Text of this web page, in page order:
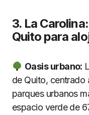
3. La
Quito para
Oasis urbano:
de Quito, centrado
parques urbanos
espacio verde de